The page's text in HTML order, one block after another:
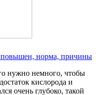
повышен, норма, причины
нужно немного, чтобы
кислорода и
очень глубоко, такой